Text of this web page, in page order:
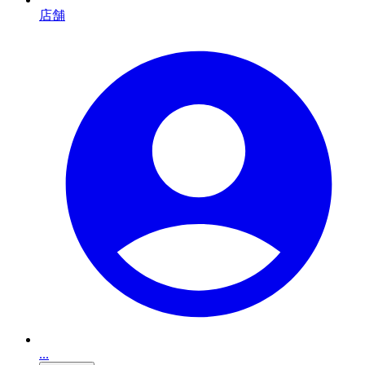
店舗
...